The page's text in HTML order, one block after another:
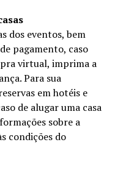
dos eventos, bem
pagamento, caso
virtual, imprima a
Para sua
em hotéis e
de alugar uma casa
sobre a
condições do